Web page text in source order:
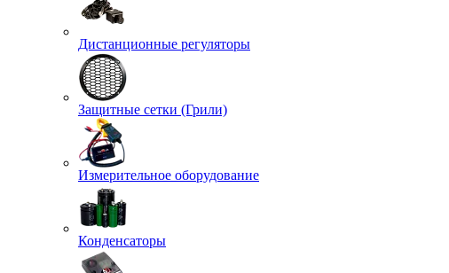
Дистанционные регуляторы
Защитные сетки (Грили)
Измерительное оборудование
Конденсаторы